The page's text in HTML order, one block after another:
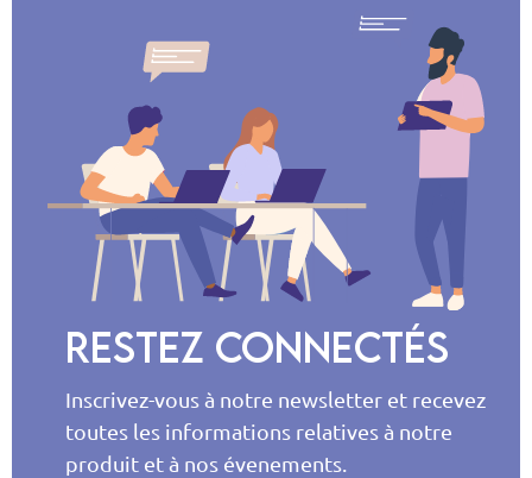
Restez connectés
Inscrivez-vous à notre newsletter et recevez
toutes les informations relatives à notre
produit et à nos évenements.